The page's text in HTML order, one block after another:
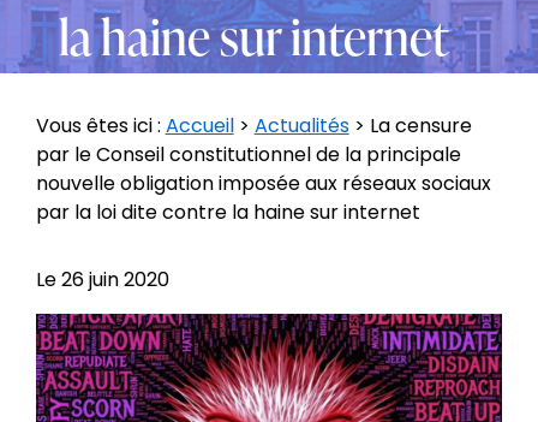
la haine sur internet
Vous êtes ici : Accueil> Actualités> La censure
par le Conseil constitutionnel de la principale
nouvelle obligation imposée aux réseaux sociaux
par la loi dite contre la haine sur internet
Le26 juin 2020